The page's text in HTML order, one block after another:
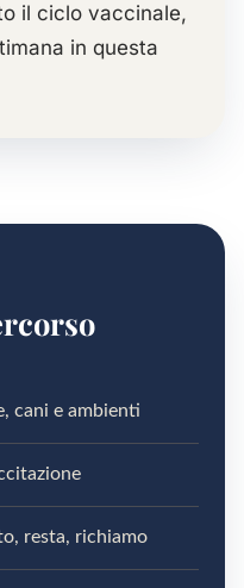
il ciclo vaccinale,
in questa
cani e ambienti
resta, richiamo